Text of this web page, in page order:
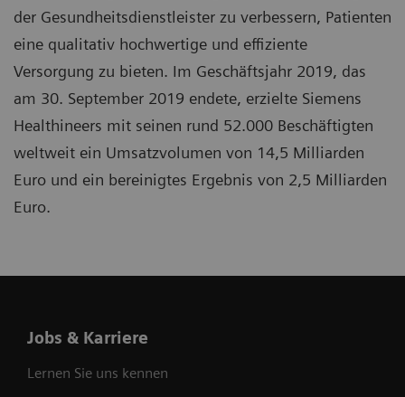
der Gesundheitsdienstleister zu verbessern, Patienten
eine qualitativ hochwertige und effiziente
Versorgung zu bieten. Im Geschäftsjahr 2019, das
am 30. September 2019 endete, erzielte Siemens
Healthineers mit seinen rund 52.000 Beschäftigten
weltweit ein Umsatzvolumen von 14,5 Milliarden
Euro und ein bereinigtes Ergebnis von 2,5 Milliarden
Euro.
AI-Pathway Companion von Siemens
Healthineers unterstützt Entscheidungen im
Jobs & Karriere
Lernen Sie uns kennen